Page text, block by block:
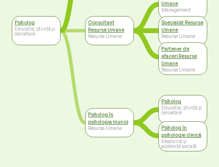
Psiholog
Educație, știință și
cercetare
Consultant
Resurse Umane
Resurse Umane
Psiholog în
psihologia muncii
Resurse Umane
Umane
Management
Specialist Resurse
Umane
Resurse Umane
Partener de
afaceri Resurse
Umane
Resurse Umane
Psiholog
Educație, știință și
cercetare
Psiholog în
psihologie clinică
Medicină și
asistență socială